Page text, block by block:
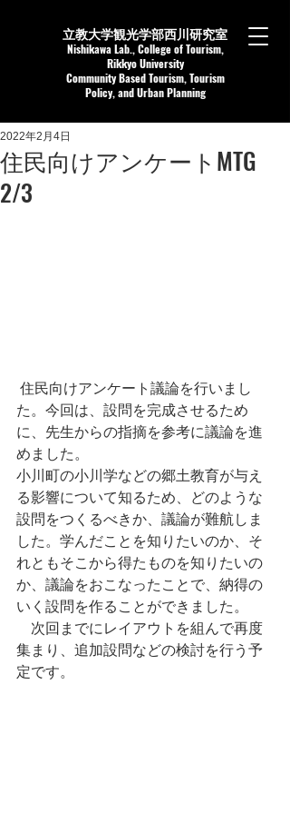
立教大学観光学部西川研究室
Nishikawa Lab.,College of Tourism,
Rikkyo University
Community Based Tourism, Tourism
Policy, and Urban Planning
住民向けアンケートMTG
2/3
2022年2月4日
た。今回は、設問を完成させるため
に、先生からの指摘を参考に議論を進
めました。
小川町の小川学などの郷土教育が与え
る影響について知るため、どのような
設問をつくるべきか、議論が難航しま
した。学んだことを知りたいのか、そ
れともそこから得たものを知りたいの
か、議論をおこなったことで、納得の
いく設問を作ることができました。
次回までにレイアウトを組んで再度
集まり、追加設問などの検討を行う予
定です。